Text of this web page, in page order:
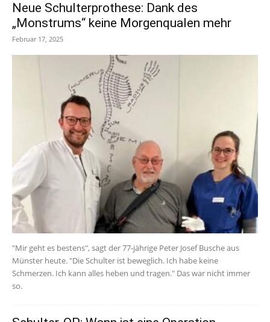
Neue Schulterprothese: Dank des
„Monstrums“ keine Morgenqualen mehr
Februar 17, 2025
"Mir geht es bestens", sagt der 77-jährige Peter Josef Busche aus
Münster heute. "Die Schulter ist beweglich. Ich habe keine
Schmerzen. Ich kann alles heben und tragen." Das war nicht immer
so.